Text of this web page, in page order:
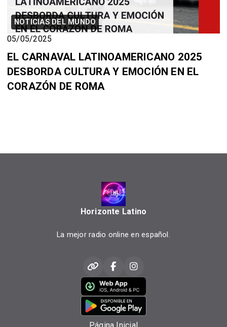
NOTICIAS DEL MUNDO
05/05/2025
EL CARNAVAL LATINOAMERICANO 2025
DESBORDA CULTURA Y EMOCIÓN EN EL
CORAZÓN DE ROMA
Horizonte Latino
La mejor radio online en español.